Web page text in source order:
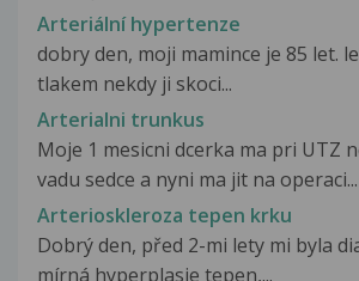
Arteriální hypertenze
dobry den, moji mamince je 85 let.
tlakem nekdy ji skoci...
Arterialni trunkus
Moje 1 mesicni dcerka ma pri UTZ
vadu sedce a nyni ma jit na operaci...
Arterioskleroza tepen krku
Dobrý den, před 2-mi lety mi byla
mírná hyperplasie tepen,...